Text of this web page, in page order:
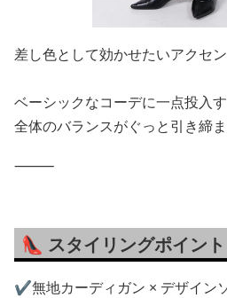
差し色として効かせたいアクセン
ベーシックなコーデに一点投入す
全体のバランスがぐっと引き締ま
⸻
👠 スタイリングポイント
✔無地カーディガン × デザイン